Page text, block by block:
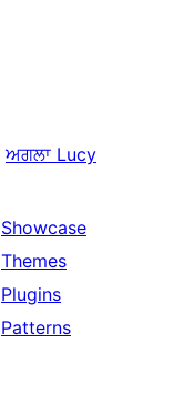
ਅਗਲਾ Lucy
Showcase
Themes
Plugins
Patterns